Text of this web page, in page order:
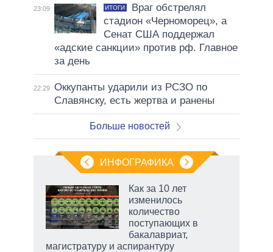
23:09 ИТОГИ
Враг обстрелял
стадион «Черноморец», а
Сенат США поддержал
«адские санкции» против рф. Главное
за день
22:29 Оккупанты ударили из РСЗО по
Славянску, есть жертва и ранены
Больше новостей
ИНФОГРАФИКА
Как за 10 лет
изменилось
количество
поступающих в
бакалавриат,
магистратуру и аспирантуру